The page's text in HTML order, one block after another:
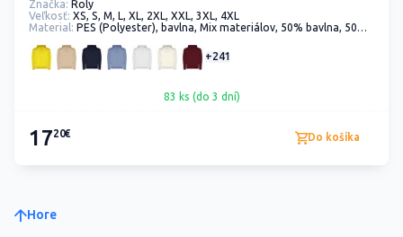
Značka: Roly
Veľkosť: XS, S, M, L, XL, 2XL, XXL, 3XL, 4XL
Material: PES (Polyester), bavlna, Mix materiálov, 50% bavlna, 50% polyester
+241
83 ks (do 3 dní)
1720€ Do košíka
Hore